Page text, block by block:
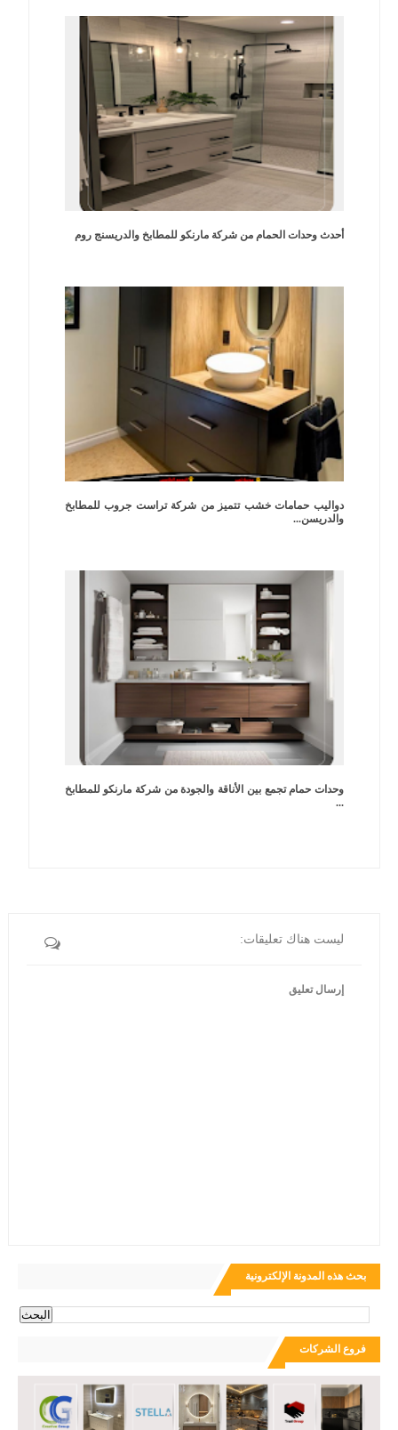
أحدث وحدات الحمام من شركة مارنكو للمطابخ والدريسنج روم
دواليب حمامات خشب تتميز من شركة تراست جروب للمطابخ
والدريسن...
وحدات حمام تجمع بين الأناقة والجودة من شركة مارنكو للمطابخ
...
ليست هناك تعليقات:
إرسال تعليق
بحث هذه المدونة الإلكترونية
فروع الشركات